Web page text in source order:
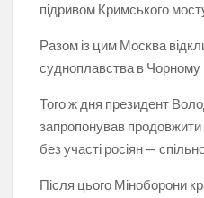
підривом Кримського
Разом із цим Москва
судноплавства в Чорному
Того ж дня президент
запропонував продовжити
без участі росіян —
Після цього Міноборони